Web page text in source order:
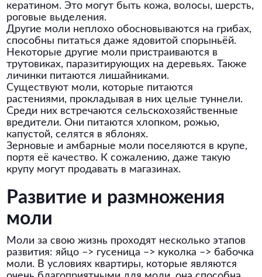
кератином. Это могут быть кожа, волосы, шерсть,
роговые выделения.
Другие моли неплохо обосновываются на грибах,
способны питаться даже ядовитой спорыньёй.
Некоторые другие моли пристраиваются в
трутовиках, паразитирующих на деревьях. Также
личинки питаются лишайниками.
Существуют моли, которые питаются
растениями, прокладывая в них целые туннели.
Среди них встречаются сельскохозяйственные
вредители. Они питаются хлопком, рожью,
капустой, селятся в яблонях.
Зерновые и амбарные моли поселяются в крупе,
портя её качество. К сожалению, даже такую
крупу могут продавать в магазинах.
Развитие и размножения
моли
Моли за свою жизнь проходят несколько этапов
развития: яйцо –> гусеница –> куколка –> бабочка
моли. В условиях квартиры, которые являются